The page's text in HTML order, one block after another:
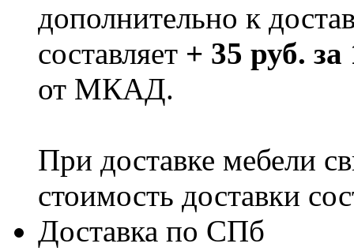
дополнительно к
составляет + 35 руб.
от МКАД.
При доставке мебели
стоимость доставки
Доставка по СПб